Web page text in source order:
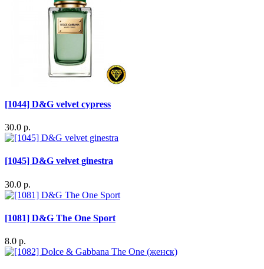
[1044] D&G velvet cypress
30.0 р.
[1045] D&G velvet ginestra
30.0 р.
[1081] D&G The One Sport
8.0 р.